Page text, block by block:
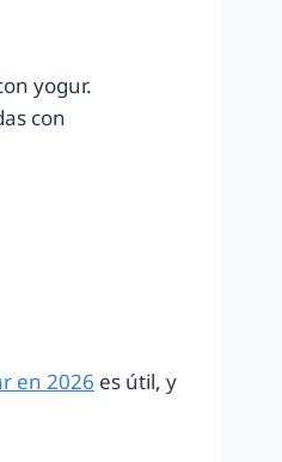
yogur.
con
en 2026 es útil, y